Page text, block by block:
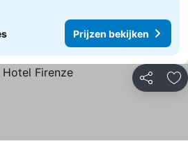
Prijzen bekijken
Delen